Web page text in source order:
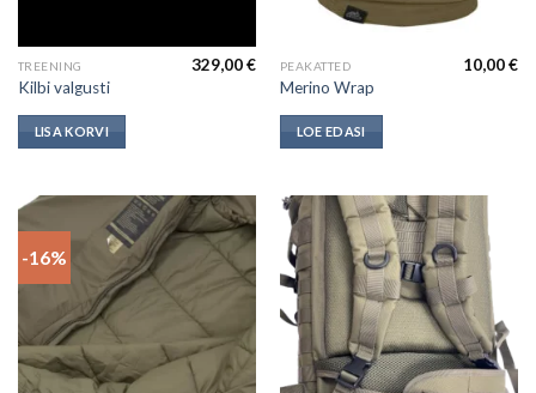
TREENING
Kilbi valgusti
329,00€
LISA KORVI
PEAKATTED
Merino Wrap
10,00€
LOE EDASI
-16%